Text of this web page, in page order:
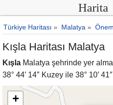
Harita
Türkiye Haritası » Malatya »
Kışla Haritası Malatya
Kışla Malatya şehrinde yer
38° 44′ 14″ Kuzey ile 38° 10′
+